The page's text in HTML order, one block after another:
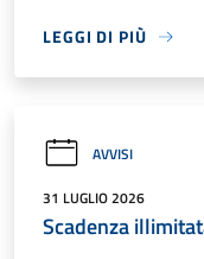
LEGGI DI PIÙ
AVVISI
31 LUGLIO 2026
Scadenza